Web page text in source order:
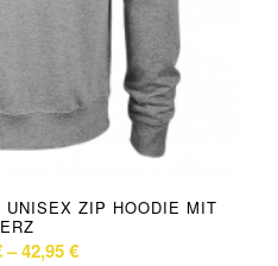
UNISEX ZIP HOODIE MIT
–42,95€